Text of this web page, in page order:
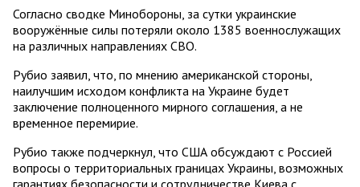
Согласно сводке Минобороны, за сутки украинские
вооружённые силы потеряли около 1385 военнослужащих
на различных направлениях СВО.
Рубио заявил, что, по мнению американской стороны,
наилучшим исходом конфликта на Украине будет
заключение полноценного мирного соглашения, а не
временное перемирие.
Рубио также подчеркнул, что США обсуждают с Россией
вопросы о территориальных границах Украины, возможных